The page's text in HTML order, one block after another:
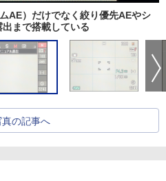
AE）だけでなく絞り優先AEやシ
まで搭載している
真の記事へ